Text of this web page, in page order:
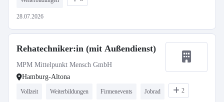
28.07.2026
Rehatechniker:in (mit Außendienst)
MPM Mittelpunkt Mensch GmbH
Hamburg-Altona
Vollzeit Weiterbildungen Firmenevents Jobrad 2